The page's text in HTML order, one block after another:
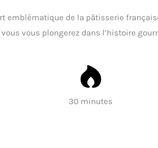
emblématique de la pâtisserie
vous plongerez dans l’histoire
30 minutes